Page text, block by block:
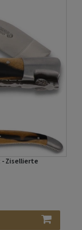
- Zisellierte